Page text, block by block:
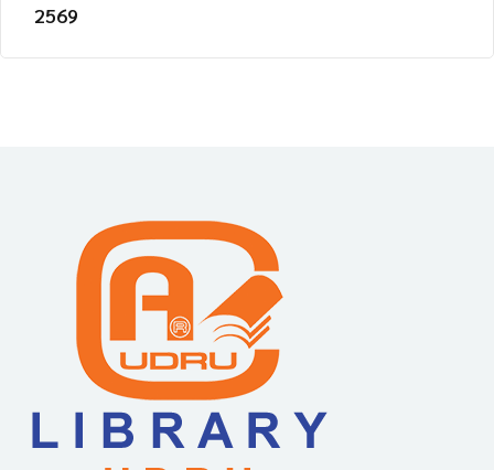
2569